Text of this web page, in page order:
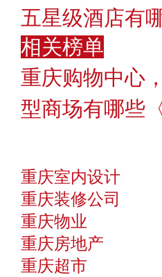
五星级酒店有
相关榜单
重庆购物中心
型商场有哪些
重庆室内设计
重庆装修公司
重庆物业
重庆房地产
重庆超市